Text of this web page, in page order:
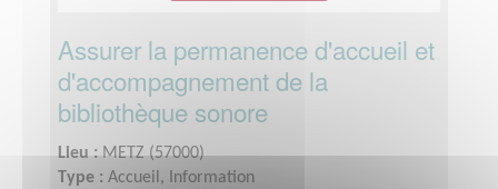
Assurer la permanence d'accueil et
d'accompagnement de la
bibliothèque sonore
Lieu :METZ (57000)
Type : Accueil, Information